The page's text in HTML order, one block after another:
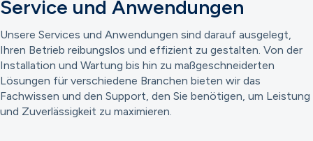
Service und Anwendungen
Unsere Services und Anwendungen sind darauf ausgelegt,
Ihren Betrieb reibungslos und effizient zu gestalten. Von der
Installation und Wartung bis hin zu maßgeschneiderten
Lösungen für verschiedene Branchen bieten wir das
Fachwissen und den Support, den Sie benötigen, um Leistung
und Zuverlässigkeit zu maximieren.